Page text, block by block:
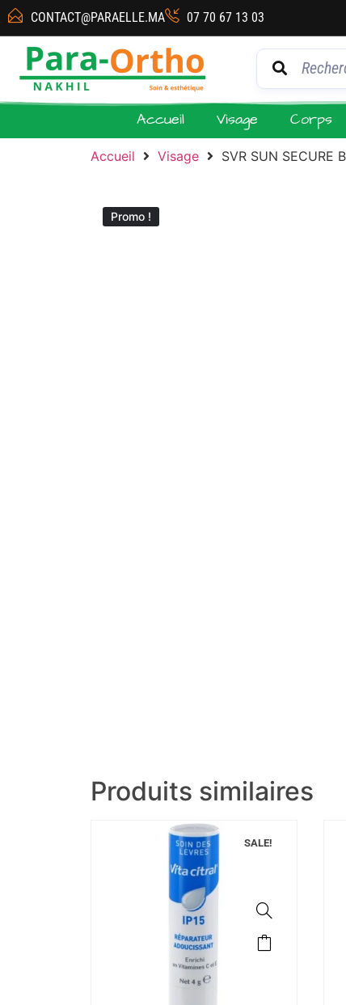
CONTACT@PARAELLE.MA 07 70 67 13 03
Accueil Visage Corps
Accueil Visage SVR SUN SECURE
Promo !
Produits similaires
SALE!